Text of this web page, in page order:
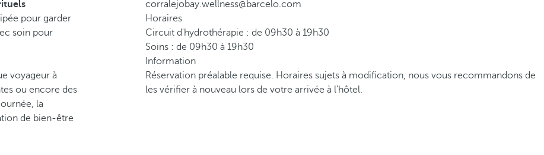
pour garder
soin pour
voyageur à
ou encore des
la
de bien-être
corralejobay.wellness@barcelo.com
Horaires
Circuit d'hydrothérapie : de 09h30 à 19h30
Soins : de 09h30 à 19h30
Information
Réservation préalable requise. Horaires sujets à modification, nous vous recommandons de
les vérifier à nouveau lors de votre arrivée à l'hôtel.